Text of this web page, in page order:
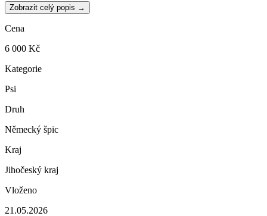
Zobrazit celý popis →
Cena
6 000 Kč
Kategorie
Psi
Druh
Německý špic
Kraj
Jihočeský kraj
Vloženo
21.05.2026